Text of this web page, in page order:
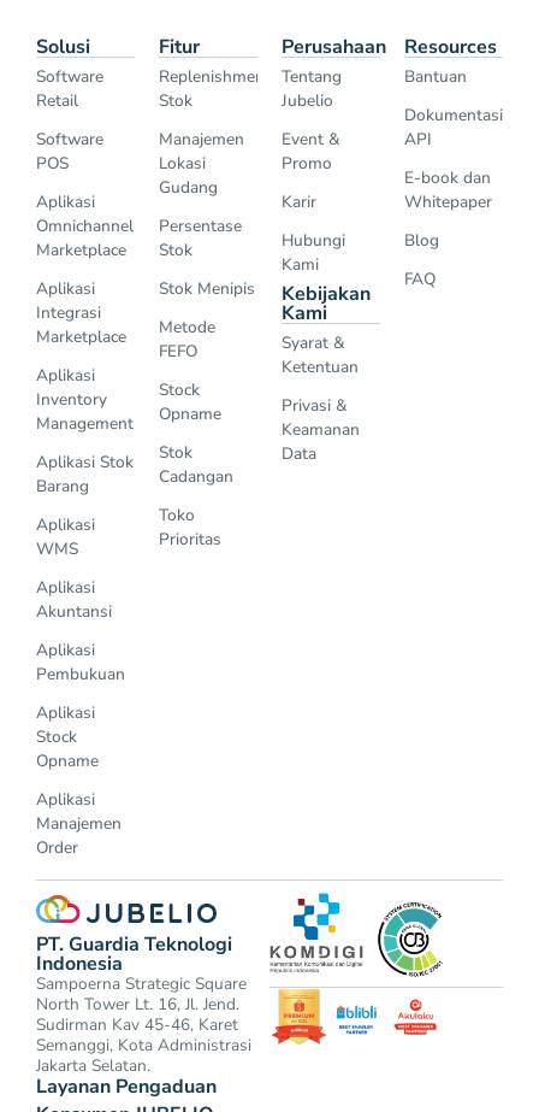
Solusi
Software
Retail
Software
POS
Aplikasi
Omnichannel
Marketplace
Aplikasi
Integrasi
Marketplace
Aplikasi
Inventory
Management
Aplikasi Stok
Barang
Aplikasi
WMS
Aplikasi
Akuntansi
Aplikasi
Pembukuan
Aplikasi
Stock
Opname
Aplikasi
Manajemen
Order
Fitur
Replenishment
Stok
Manajemen
Lokasi
Gudang
Persentase
Stok
Stok Menipis
Metode
FEFO
Stock
Opname
Stok
Cadangan
Toko
Prioritas
Perusahaan
Tentang
Jubelio
Event &
Promo
Karir
Hubungi
Kami
Kebijakan
Kami
Syarat &
Ketentuan
Privasi &
Keamanan
Data
Resources
Bantuan
Dokumentasi
API
E-book dan
Whitepaper
Blog
FAQ
PT. Guardia Teknologi
Indonesia
Sampoerna Strategic Square
North Tower Lt. 16, Jl. Jend.
Sudirman Kav 45-46, Karet
Semanggi, Kota Administrasi
Jakarta Selatan.
Layanan Pengaduan